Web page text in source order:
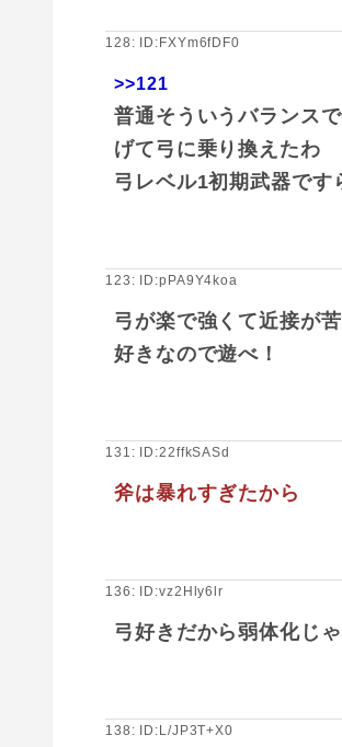
128: ID:FXYm6fDF0
>>121
普通そういうバランス
げて弓に乗り換えたわ
弓レベル1初期武器で
123: ID:pPA9Y4koa
弓が楽で強くて近接が
好きなので遊べ！
131: ID:22ffkSASd
斧は暴れすぎたから
136: ID:vz2Hly6lr
弓好きだから弱体化じ
138: ID:L/JP3T+X0